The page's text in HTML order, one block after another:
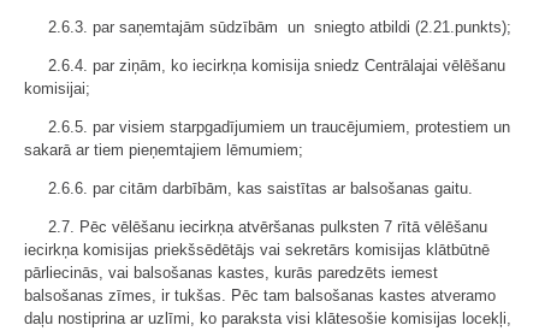
2.6.3. par saņemtajām sūdzībām un sniegto atbildi (2.21.punkts);
2.6.4. par ziņām, ko iecirkņa komisija sniedz Centrālajai vēlēšanu
komisijai;
2.6.5. par visiem starpgadījumiem un traucējumiem, protestiem un
sakarā ar tiem pieņemtajiem lēmumiem;
2.6.6. par citām darbībām, kas saistītas ar balsošanas gaitu.
2.7. Pēc vēlēšanu iecirkņa atvēršanas pulksten 7 rītā vēlēšanu
iecirkņa komisijas priekšsēdētājs vai sekretārs komisijas klātbūtnē
pārliecinās, vai balsošanas kastes, kurās paredzēts iemest
balsošanas zīmes, ir tukšas. Pēc tam balsošanas kastes atveramo
daļu nostiprina ar uzlīmi, ko paraksta visi klātesošie komisijas locekļi,